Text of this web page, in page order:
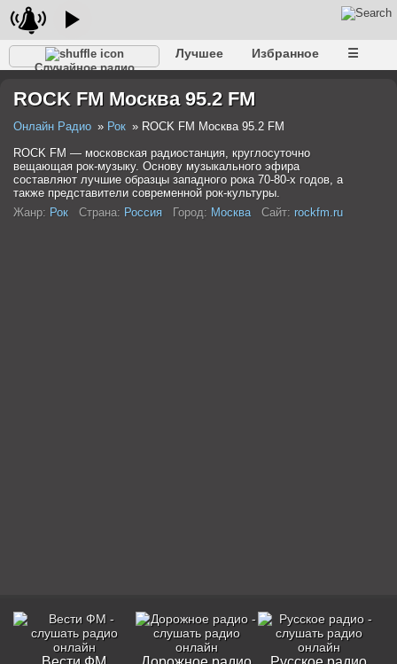
Случайное радио
Лучшее Избранное ☰
ROCK FM Москва 95.2 FM
Онлайн Радио Рок
ROCK FM Москва 95.2 FM
ROCK FM — московская радиостанция, круглосуточно
вещающая рок-музыку. Основу музыкального эфира
составляют лучшие образцы западного рока 70-80-х годов, а
также представители современной рок-культуры.
Жанр: Рок Страна: Россия Город: Москва Сайт: rockfm.ru